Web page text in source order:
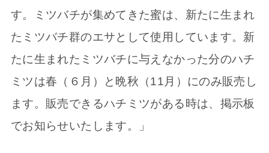
す。ミツバチが集めてきた蜜は、新たに生まれ
たミツバチ群のエサとして使用しています。新
たに生まれたミツバチに与えなかった分のハチ
ミツは春（６月）と晩秋（11月）にのみ販売し
ます。販売できるハチミツがある時は、掲示板
でお知らせいたします。」